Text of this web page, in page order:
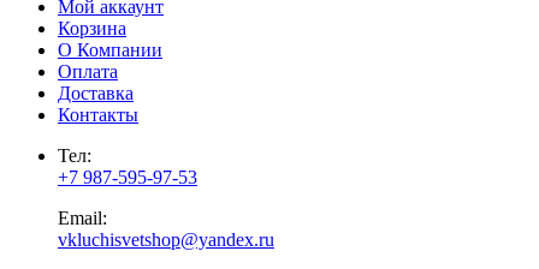
Мой аккаунт
Корзина
О Компании
Оплата
Доставка
Контакты
Тел:
+7 987-595-97-53
Email:
vkluchisvetshop@yandex.ru